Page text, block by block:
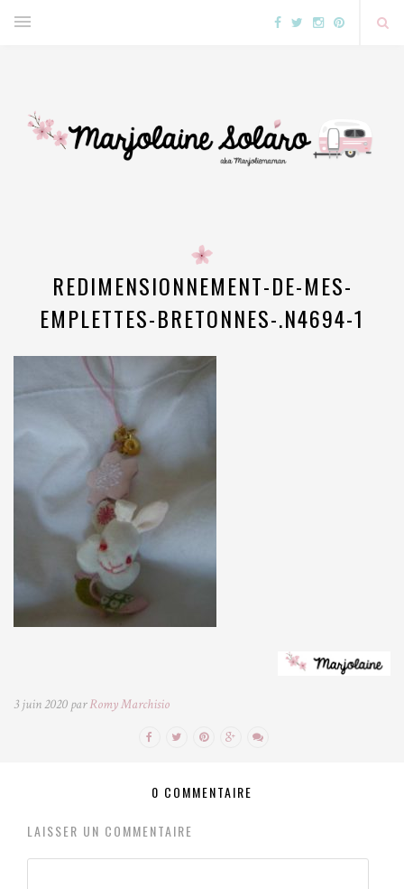
REDIMENSIONNEMENT-DE-MES-
EMPLETTES-BRETONNES-.N4694-1
3 juin 2020 parRomy Marchisio
0 COMMENTAIRE
LAISSER UN COMMENTAIRE